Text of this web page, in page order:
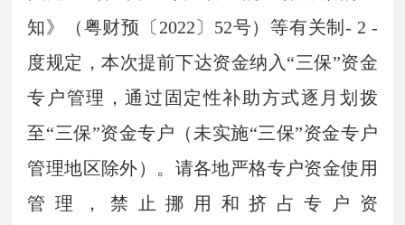
知》（粤财预〔2022〕52号）等有关制- 2 -
度规定，本次提前下达资金纳入“三保”资金
专户管理，通过固定性补助方式逐月划拨
至“三保”资金专户（未实施“三保”资金专户
管理地区除外）。请各地严格专户资金使用
管理，禁止挪用和挤占专户资